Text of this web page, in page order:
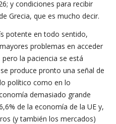
y condiciones para recibir
Grecia, que es mucho decir.
potente en todo sentido,
problemas en acceder
la paciencia se está
produce pronto una señal de
político como en lo
demasiado grande
de la economía de la UE y,
(y también los mercados)